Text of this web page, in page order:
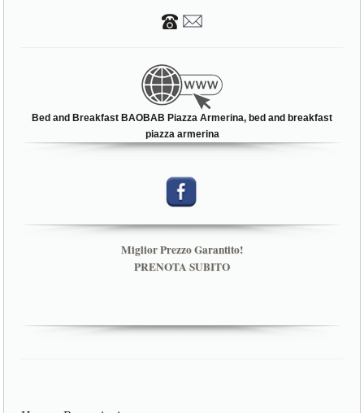
Bed and Breakfast BAOBAB Piazza Armerina, bed and breakfast
piazza armerina
Miglior Prezzo Garantito!
PRENOTA SUBITO